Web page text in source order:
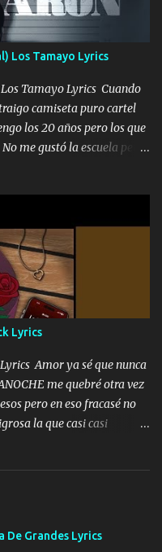
sabe qué será de mí si
pero muy en el fondo te
Los Tamayo Lyrics
Tamayo Lyrics Cuando
camiseta puro cartel
los 20 años pero los que
me gustó la escuela pero
Armad0 Con mi Glock
por TJ para un licenciado
también Música
un M2 que nunca me ha
abrazo también al
mejores antros me verán
destapando siempre
me conocen ya saben de
Lyrics
Amor ya sé que nunca
me quebré otra vez
pero en eso fracasé no
la que casi casi
se que no me crees
mujeres pero solo
yo quitándote la ropa no
De Grandes Lyrics